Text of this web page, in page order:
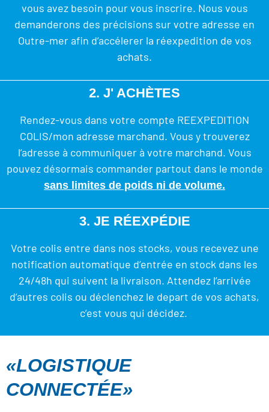
vous avez besoin pour vous inscrire. Nous vous
demanderons des précisions sur votre adresse en
Outre-mer afin d’accélerer la réexpedition de vos
achats.
2. J' ACHÈTES
Rendez-vous dans votre compte REEXPEDITION
COLIS/mon adresse marchand. Vous y trouverez
l’adresse à communiquer à votre marchand. Vous
pouvez désormais commander partout dans le monde
sans limites de poids ni de volume.
3. JE RÉEXPÉDIE
Votre colis entre dans nos stocks, vous recevez une
notification automatique d’entrée en stock dans les
24/48h qui suivent la livraison. Attendez l’arrivée
d’autres colis ou déclenchez le depart de vos achats,
c’est vous qui décidez.
«LOGISTIQUE
CONNECTÉE»